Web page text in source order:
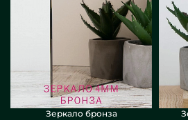
Зеркало бронза